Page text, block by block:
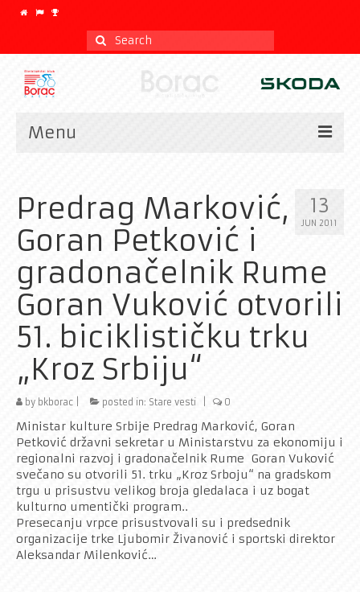
Search
for:
Menu
Kalendar
CLASSIC
Istorijat
Klub
Galerija
Rekreativci
Kontakt
13
JUN 2011
Predrag Marković,
Goran Petković i
gradonačelnik Rume
Goran Vuković otvorili
51. biciklističku trku
„Kroz Srbiju“
by bkborac posted in: Stare vesti 0
Ministar kulture Srbije Predrag Marković, Goran
Petković državni sekretar u Ministarstvu za ekonomiju i
regionalni razvoj i gradonačelnik Rume Goran Vuković
svečano su otvorili 51. trku „Kroz Srboju“ na gradskom
trgu u prisustvu velikog broja gledalaca i uz bogat
kulturno umentički program..
Presecanju vrpce prisustvovali su i predsednik
organizacije trke Ljubomir Živanović i sportski direktor
Aleksandar Milenković…